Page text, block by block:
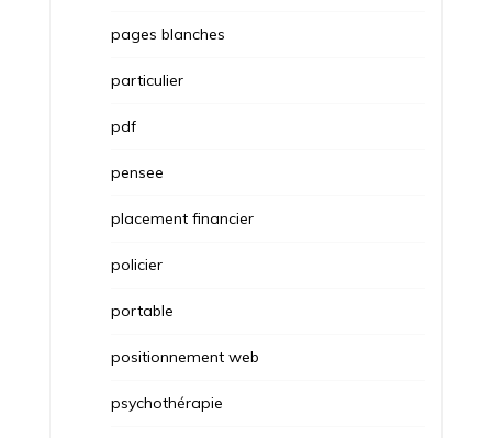
pages blanches
particulier
pdf
pensee
placement financier
policier
portable
positionnement web
psychothérapie